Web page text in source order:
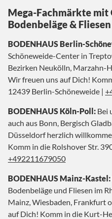
Mega-Fachmärkte
Bodenbeläge & Fliesen
BODENHAUS Berlin-
Schöneweide-Center in
Bezirken Neukölln, Marzahn-
Wir freuen uns auf Dich!
12439 Berlin-Schöneweide |
BODENHAUS Köln-Poll: Bei
auch aus Bonn, Bergisch
Düsseldorf herzlich
Komm in die Rolshover Str.
+492211679050
BODENHAUS Mainz-Kastel:
Bodenbeläge und Fliesen im
Mainz, Wiesbaden, Frankfurt
auf Dich! Komm in die Kurt-